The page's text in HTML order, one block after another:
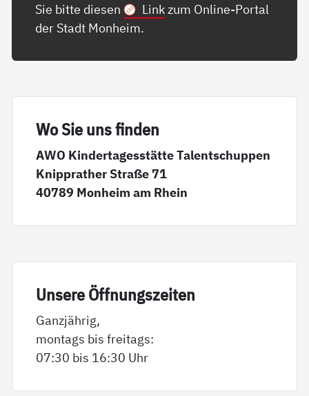
Sie bitte diesen
Linkzum Online-Portal
der Stadt Monheim.
Wo Sie uns fin­den
AWO Kindertagesstätte Talentschuppen
Knipprather Straße 71
40789 Monheim am Rhein
Un­se­re Öff­nungs­zei­ten
Ganzjährig,
montags bis freitags:
07:30 bis 16:30 Uhr